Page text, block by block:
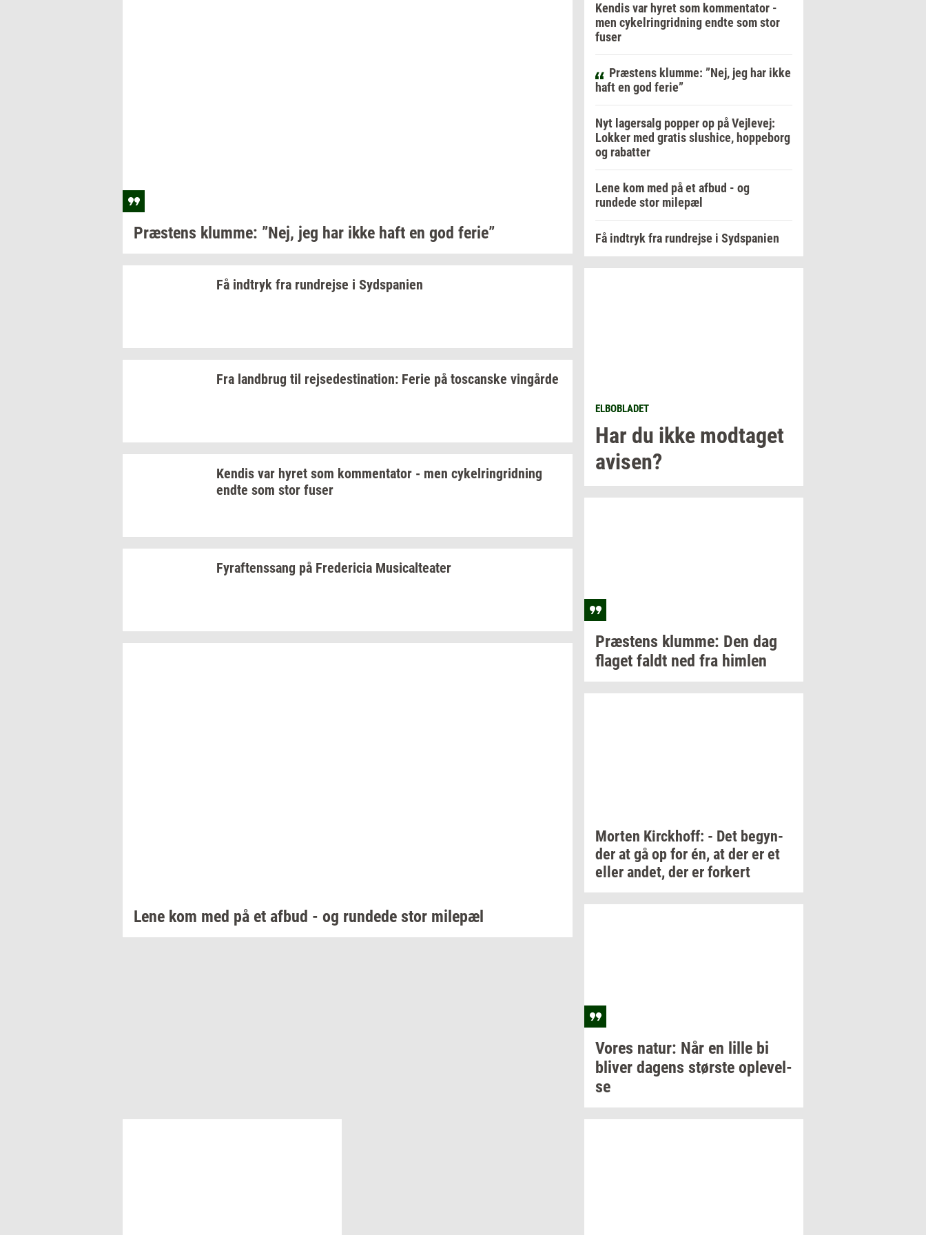
Præ­stens klum­me: ”Nej, jeg har ikke haft en god ferie”
Få ind­tryk fra run­drej­se i Syds­pa­ni­en
Fra land­brug til rej­se­desti­na­tion: Ferie på toscan­ske vin­går­de
Ken­dis var hyret som kom­men­ta­tor - men cy­kel­rin­grid­ning
endte som stor fuser
Fyraf­tens­sang på Fre­de­ri­cia Mu­si­cal­te­a­ter
Lene kom med på et afbud - og run­de­de stor milepæl
Kendis var hyret som kommentator -
men cykelringridning endte som stor
fuser
Præstens klumme: ”Nej, jeg har ikke
haft en god ferie”
Nyt lagersalg popper op på Vejlevej:
Lokker med gratis slushice, hoppeborg
og rabatter
Lene kom med på et afbud - og
rundede stor milepæl
Få indtryk fra rundrejse i Sydspanien
ELBOBLADET
Har du ikke mod­ta­get
avi­sen?
Præ­stens klum­me: Den dag
fla­get faldt ned fra him­len
Mor­ten Kirck­hoff: - Det be­gyn­
der at gå op for én, at der er et
eller andet, der er for­kert
Vores natur: Når en lille bi
bli­ver da­gens stør­ste op­le­vel­
se